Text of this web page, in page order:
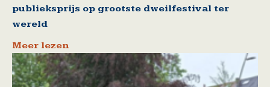
publieksprijs op grootste dweilfestival ter
wereld
Meer lezen